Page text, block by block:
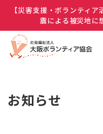
【災害支援・ボランティ
震による被災地に
お知らせ